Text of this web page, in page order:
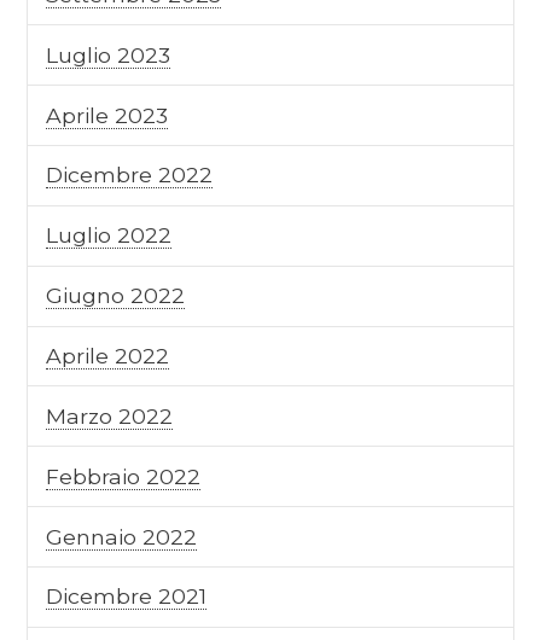
Luglio 2023
Aprile 2023
Dicembre 2022
Luglio 2022
Giugno 2022
Aprile 2022
Marzo 2022
Febbraio 2022
Gennaio 2022
Dicembre 2021